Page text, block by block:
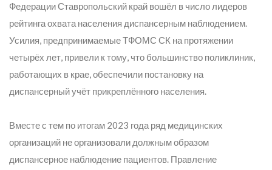
Федерации Ставропольский край вошёл в число лидеров
рейтинга охвата населения диспансерным наблюдением.
Усилия, предпринимаемые ТФОМС СК на протяжении
четырёх лет, привели к тому, что большинство поликлиник,
работающих в крае, обеспечили постановку на
диспансерный учёт прикреплённого населения.
Вместе с тем по итогам 2023 года ряд медицинских
организаций не организовали должным образом
диспансерное наблюдение пациентов. Правление